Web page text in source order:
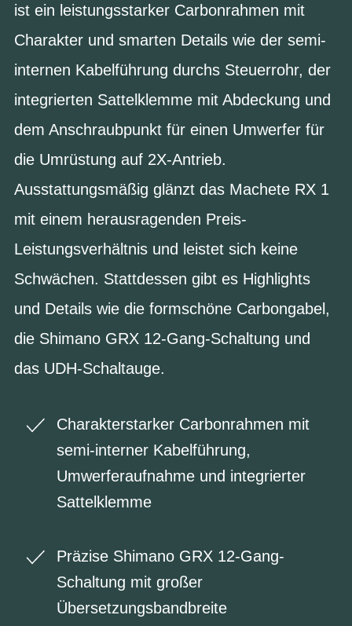
ist ein leistungsstarker Carbonrahmen mit
Charakter und smarten Details wie der semi-
internen Kabelführung durchs Steuerrohr, der
integrierten Sattelklemme mit Abdeckung und
dem Anschraubpunkt für einen Umwerfer für
die Umrüstung auf 2X-Antrieb.
Ausstattungsmäßig glänzt das Machete RX 1
mit einem herausragenden Preis-
Leistungsverhältnis und leistet sich keine
Schwächen. Stattdessen gibt es Highlights
und Details wie die formschöne Carbongabel,
die Shimano GRX 12-Gang-Schaltung und
das UDH-Schaltauge.
Charakterstarker Carbonrahmen mit
semi-interner Kabelführung,
Umwerferaufnahme und integrierter
Sattelklemme
Präzise Shimano GRX 12-Gang-
Schaltung mit großer
Übersetzungsbandbreite